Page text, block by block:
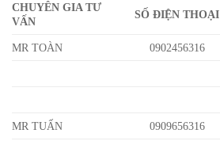
CHUYÊN GIA TƯ
VẤN
SỐ ĐIỆN THOẠI
MR TOÀN 0902456316
MR TUẤN 0909656316